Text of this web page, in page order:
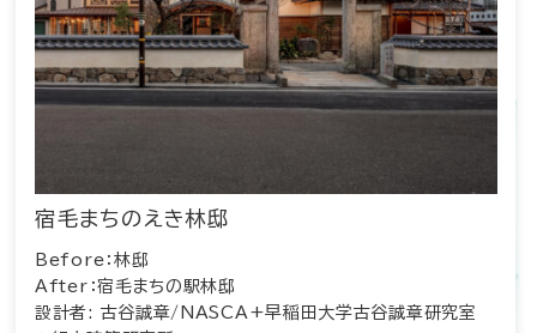
宿毛まちのえき林邸
Before：林邸
After：宿毛まちの駅林邸
設計者: 古谷誠章/NASCA+早稲田大学古谷誠章研究室